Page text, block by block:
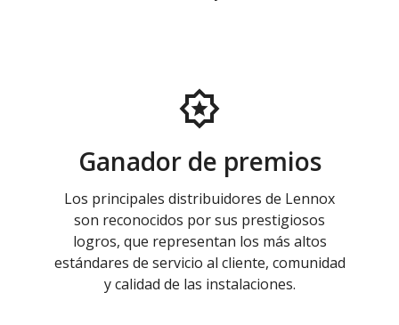
Ganador de premios
Los principales distribuidores de Lennox
son reconocidos por sus prestigiosos
logros, que representan los más altos
estándares de servicio al cliente, comunidad
y calidad de las instalaciones.